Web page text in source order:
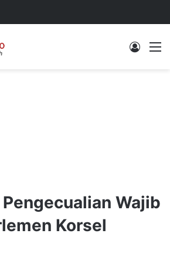
Log In
Wajib
Korsel